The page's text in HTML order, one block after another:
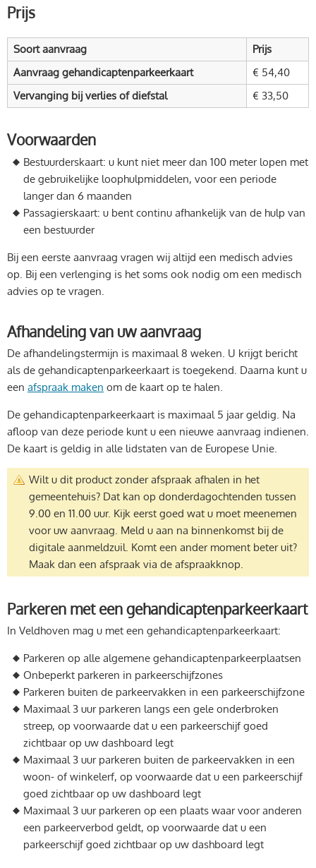
Prijs
Soort aanvraag
Prijs
Aanvraag gehandicaptenparkeerkaart
€ 54,40
Vervanging bij verlies of diefstal
€ 33,50
Voorwaarden
Bestuurderskaart: u kunt niet meer dan 100 meter lopen met
de gebruikelijke loophulpmiddelen, voor een periode
langer dan 6 maanden
Passagierskaart: u bent continu afhankelijk van de hulp van
een bestuurder
Bij een eerste aanvraag vragen wij altijd een medisch advies
op. Bij een verlenging is het soms ook nodig om een medisch
advies op te vragen.
Afhandeling van uw aanvraag
De afhandelingstermijn is maximaal 8 weken. U krijgt bericht
als de gehandicaptenparkeerkaart is toegekend. Daarna kunt u
een afspraak maken om de kaart op te halen.
De gehandicaptenparkeerkaart is maximaal 5 jaar geldig. Na
afloop van deze periode kunt u een nieuwe aanvraag indienen.
De kaart is geldig in alle lidstaten van de Europese Unie.
Wilt u dit product zonder afspraak afhalen in het
gemeentehuis? Dat kan op donderdagochtenden tussen
9.00 en 11.00 uur. Kijk eerst goed wat u moet meenemen
voor uw aanvraag. Meld u aan na binnenkomst bij de
digitale aanmeldzuil. Komt een ander moment beter uit?
Maak dan een afspraak via de afspraakknop.
Parkeren met een gehandicaptenparkeerkaart
In Veldhoven mag u met een gehandicaptenparkeerkaart:
Parkeren op alle algemene gehandicaptenparkeerplaatsen
Onbeperkt parkeren in parkeerschijfzones
Parkeren buiten de parkeervakken in een parkeerschijfzone
Maximaal 3 uur parkeren langs een gele onderbroken
streep, op voorwaarde dat u een parkeerschijf goed
zichtbaar op uw dashboard legt
Maximaal 3 uur parkeren buiten de parkeervakken in een
woon- of winkelerf, op voorwaarde dat u een parkeerschijf
goed zichtbaar op uw dashboard legt
Maximaal 3 uur parkeren op een plaats waar voor anderen
een parkeerverbod geldt, op voorwaarde dat u een
parkeerschijf goed zichtbaar op uw dashboard legt